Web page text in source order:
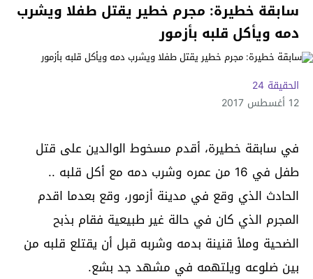
سابقة خطيرة: مجرم خطير يقتل طفلا ويشرب
دمه ويأكل قلبه بأزمور
الحقيقة 24
12 أغسطس 2017
في سابقة خطيرة، أقدم مسخوط الوالدين على قتل
طفل في 16 من عمره وشرب دمه مع أكل قلبه ..
الحادث الذي وقع في مدينة أزمور، وقع بعدما اقدم
المجرم الذي كان في حالة غير طبيعية فقام بذبح
الضحية وملأ قنينة بدمه وشربه قبل أن يقتلع قلبه من
بين ضلوعه ويلتهمه في مشهد جد بشع.